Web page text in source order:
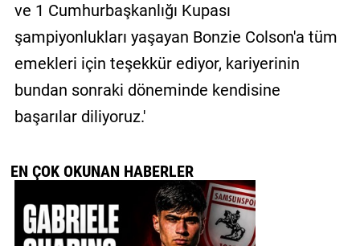
ve 1 Cumhurbaşkanlığı Kupası
şampiyonlukları yaşayan Bonzie Colson'a tüm
emekleri için teşekkür ediyor, kariyerinin
bundan sonraki döneminde kendisine
başarılar diliyoruz.'
EN ÇOK OKUNAN HABERLER